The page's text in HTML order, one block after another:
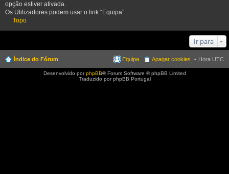
opção estiver ativada.
Os Utilizadores podem usar o link “Equipa”.
Topo
Ir para
Índice do Fórum Hora UTC
Apagar cookies
Equipa
Desenvolvido porphpBB® Forum Software © phpBB Limited
Traduzido por phpBB Portugal